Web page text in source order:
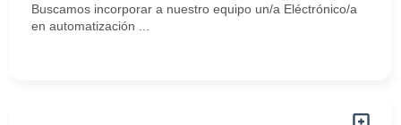
Buscamos incorporar a nuestro equipo un/a Eléctrónico/a
en automatización ...